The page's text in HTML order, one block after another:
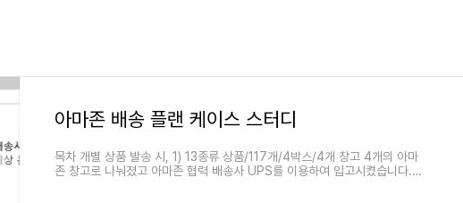
아마존 배송 플랜 케이스 스터디
목차 개별 상품 발송 시, 1) 13종류 상품/117개/4박스/4개 창고 4개의 아마
존 창고로 나눠졌고 아마존 협력 배송사 UPS를 이용하여 입고시켰습니다.